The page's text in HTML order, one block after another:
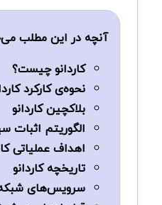
آنچه در این مطلب
کاردانو چیست؟
نحوه‌ی کارکرد
بلاکچین کاردانو
الگوریتم اثبات
اهداف عملیاتی
تاریخچه کاردانو
سرویس‌های شبکه